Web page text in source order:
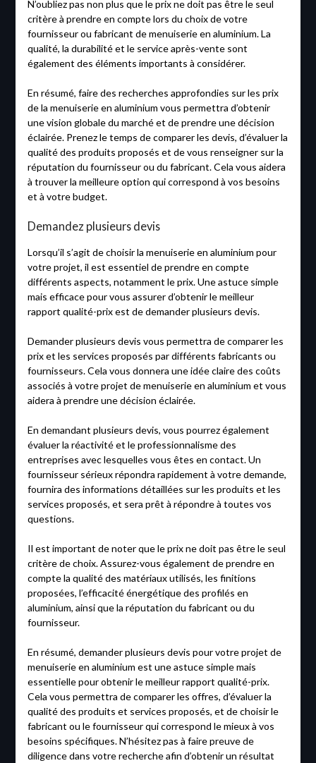
N’oubliez pas non plus que le prix ne doit pas être le seul
critère à prendre en compte lors du choix de votre
fournisseur ou fabricant de menuiserie en aluminium. La
qualité, la durabilité et le service après-vente sont
également des éléments importants à considérer.
En résumé, faire des recherches approfondies sur les prix
de la menuiserie en aluminium vous permettra d’obtenir
une vision globale du marché et de prendre une décision
éclairée. Prenez le temps de comparer les devis, d’évaluer la
qualité des produits proposés et de vous renseigner sur la
réputation du fournisseur ou du fabricant. Cela vous aidera
à trouver la meilleure option qui correspond à vos besoins
et à votre budget.
Demandez plusieurs devis
Lorsqu’il s’agit de choisir la menuiserie en aluminium pour
votre projet, il est essentiel de prendre en compte
différents aspects, notamment le prix. Une astuce simple
mais efficace pour vous assurer d’obtenir le meilleur
rapport qualité-prix est de demander plusieurs devis.
Demander plusieurs devis vous permettra de comparer les
prix et les services proposés par différents fabricants ou
fournisseurs. Cela vous donnera une idée claire des coûts
associés à votre projet de menuiserie en aluminium et vous
aidera à prendre une décision éclairée.
En demandant plusieurs devis, vous pourrez également
évaluer la réactivité et le professionnalisme des
entreprises avec lesquelles vous êtes en contact. Un
fournisseur sérieux répondra rapidement à votre demande,
fournira des informations détaillées sur les produits et les
services proposés, et sera prêt à répondre à toutes vos
questions.
Il est important de noter que le prix ne doit pas être le seul
critère de choix. Assurez-vous également de prendre en
compte la qualité des matériaux utilisés, les finitions
proposées, l’efficacité énergétique des profilés en
aluminium, ainsi que la réputation du fabricant ou du
fournisseur.
En résumé, demander plusieurs devis pour votre projet de
menuiserie en aluminium est une astuce simple mais
essentielle pour obtenir le meilleur rapport qualité-prix.
Cela vous permettra de comparer les offres, d’évaluer la
qualité des produits et services proposés, et de choisir le
fabricant ou le fournisseur qui correspond le mieux à vos
besoins spécifiques. N’hésitez pas à faire preuve de
diligence dans votre recherche afin d’obtenir un résultat